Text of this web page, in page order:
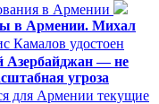
в Армении
в Армении. Михал
Камалов удостоен
Азербайджан — не
угроза
для Армении текущие